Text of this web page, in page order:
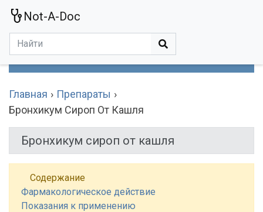
Not-A-Doc
Главная
Препараты
Бронхикум Сироп От Кашля
Бронхикум сироп от кашля
Содержание
Фармакологическое действие
Показания к применению